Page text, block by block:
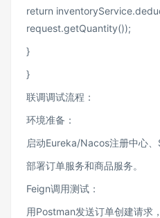
return
request.getQuantity());
}
}
联调调试流程：
环境准备：
启动Eureka/Nacos注册中心、
部署订单服务和商品服务。
Feign调用测试：
用Postman发送订单创建请求